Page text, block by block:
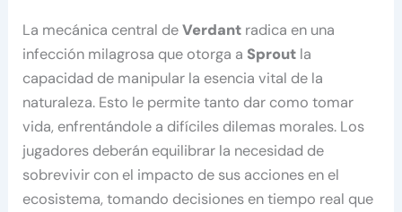
La mecánica central deVerdant radica en una
infección milagrosa que otorga a Sprout la
capacidad de manipular la esencia vital de la
naturaleza. Esto le permite tanto dar como tomar
vida, enfrentándole a difíciles dilemas morales. Los
jugadores deberán equilibrar la necesidad de
sobrevivir con el impacto de sus acciones en el
ecosistema, tomando decisiones en tiempo real que